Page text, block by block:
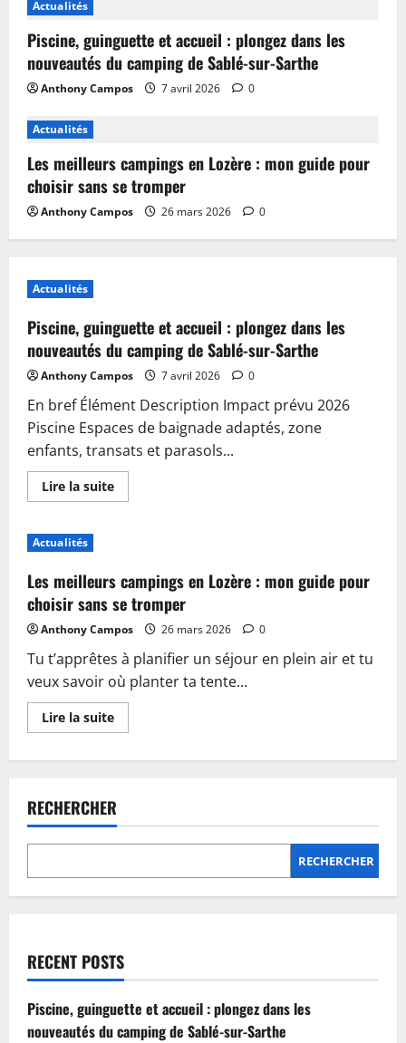
Actualités
Piscine, guinguette et accueil : plongez dans les
nouveautés du camping de Sablé-sur-Sarthe
Anthony Campos 7 avril 2026 0
Actualités
Les meilleurs campings en Lozère : mon guide pour
choisir sans se tromper
Anthony Campos 26 mars 2026 0
Actualités
Piscine, guinguette et accueil : plongez dans les
nouveautés du camping de Sablé-sur-Sarthe
Anthony Campos 7 avril 2026 0
En bref Élément Description Impact prévu 2026
Piscine Espaces de baignade adaptés, zone
enfants, transats et parasols...
Lire la suiteEn
savoir
accueil
:
plongez
dans
les
nouveautés
du
camping
de
Sablé-
sur-
Sarthe
Actualités
Les meilleurs campings en Lozère : mon guide pour
choisir sans se tromper
Anthony Campos 26 mars 2026 0
Tu t’apprêtes à planifier un séjour en plein air et tu
veux savoir où planter ta tente...
Lire la suiteEn
savoir
en
Lozère
:
mon
choisir
sans
RECHERCHER
RECHERCHER
RECENT POSTS
Piscine, guinguette et accueil : plongez dans les
nouveautés du camping de Sablé-sur-Sarthe